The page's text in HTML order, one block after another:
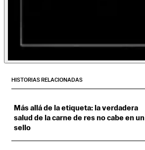
HISTORIAS RELACIONADAS
Más allá de la etiqueta: la verdadera
salud de la carne de res no cabe en un
sello